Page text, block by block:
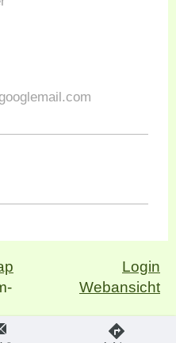
Login
Webansicht